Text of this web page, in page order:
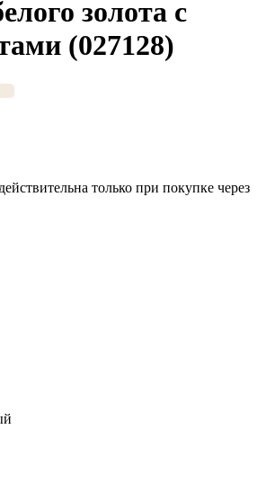
золота с
(027128)
только при покупке через